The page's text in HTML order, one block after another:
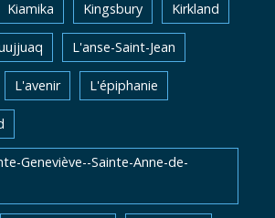
Kiamika Kingsbury Kirkland
L'anse-Saint-Jean
L'avenir L'épiphanie
Geneviève--Sainte-Anne-de-